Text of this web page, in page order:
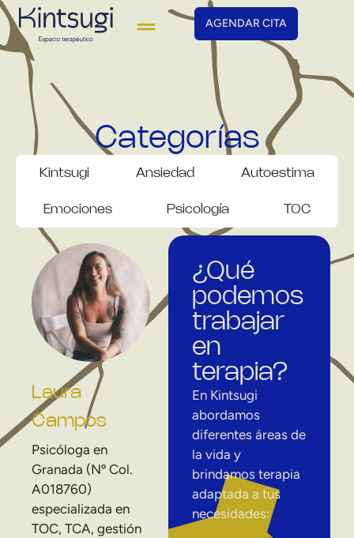
AGENDAR CITA
Categorías
Kintsugi Ansiedad Autoestima
Emociones Psicología TOC
Laura
Campos
Psicóloga en
Granada (Nº Col.
A018760)
especializada en
TOC, TCA, gestión
¿Qué
podemos
trabajar
en
terapia?
En Kintsugi
abordamos
diferentes áreas de
la vida y
brindamos terapia
adaptada a tus
necesidades: